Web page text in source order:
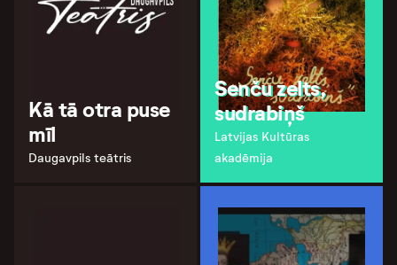
Kā tā otra puse
mīl
Daugavpils teātris
Senču zelts,
sudrabiņš
Latvijas Kultūras
akadēmija